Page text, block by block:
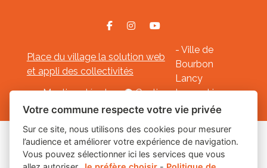
Place du village la solution web
et appli des collectivités
- Ville de
Bourbon
Lancy
Mentions légales- Gestion des cookies
Les labels
Votre commune respecte votre vie privée
Sur ce site, nous utilisons des cookies pour mesurer
l’audience et améliorer votre expérience de navigation.
Vous pouvez sélectionner ici les services que vous